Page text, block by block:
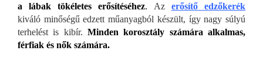
a lábak tökéletes erősítéséhez. Az erősítő edzőkerék
kiváló minőségű edzett műanyagból készült, így nagy súlyú
terhelést is kibír. Minden korosztály számára alkalmas,
férfiak és nők számára.